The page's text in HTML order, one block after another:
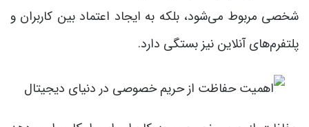
شخصی مربوط می‌شود، بلکه به ایجاد اعتماد بین کاربران و
پلتفرم‌های آنلاین نیز بستگی دارد.